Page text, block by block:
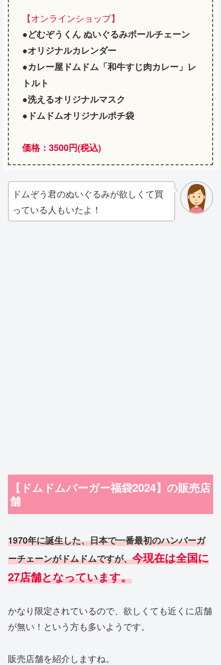
【オンラインショップ】
●どむぞうくん ぬいぐるみボールチェーン
●オリジナルカレンダー
●カレー屋ドムドム「和牛すじ肉カレー」レ
トルト
●洗えるオリジナルマスク
● ドムドムオリジナルポチ袋
価格：3500円(税込)
ドムぞう君のぬいぐるみが欲しくて買
っている人もいたよ！
【ドムドムバーガー福袋2024】の販売店
舗
1970年に誕生した、日本で一番最初のハンバーガ
ーチェーンがドムドムですが、今現在は全国に
27店舗となっています。
かなり限定されているので、欲しくても近くに店舗
が無い！という方も多いようです。
販売店舗を紹介しますね。